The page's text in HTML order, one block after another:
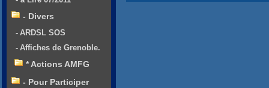
- Divers
- ARDSL SOS
- Affiches de Grenoble.
* Actions AMFG
- Pour Participer